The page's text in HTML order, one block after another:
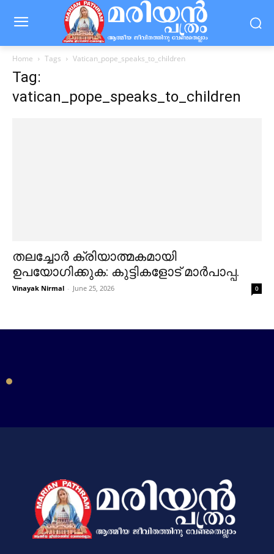
Home Tags Vatican_pope_speaks_to_children
Tag:
vatican_pope_speaks_to_children
തലച്ചോര്‍ ക്രിയാത്മകമായി
ഉപയോഗിക്കുക: കുട്ടികളോട് മാര്‍പാപ്പ.
Vinayak Nirmal - June 25, 2026 0